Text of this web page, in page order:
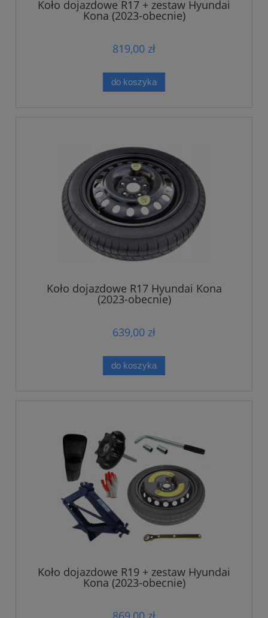
Koło dojazdowe R17 + zestaw Hyundai
Kona (2023-obecnie)
819,00 zł
do koszyka
Koło dojazdowe R17 Hyundai Kona
(2023-obecnie)
639,00 zł
do koszyka
Koło dojazdowe R19 + zestaw Hyundai
Kona (2023-obecnie)